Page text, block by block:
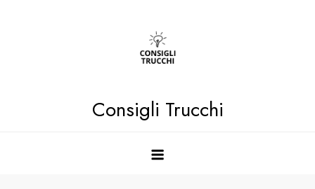
Consigli Trucchi